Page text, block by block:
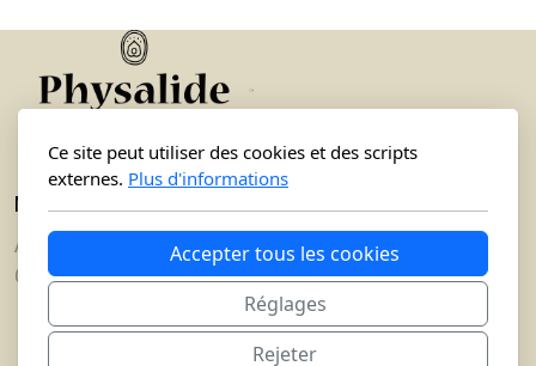
Menu principal
Accueil
Coaching particuliers
Coaching de santé
Coaching de transition de vie
Ce site peut utiliser des cookies et des scripts
externes. Plus d'informations
Accepter tous les cookies
Réglages
Rejeter